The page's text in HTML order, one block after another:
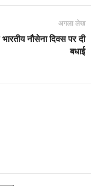
अगला लेख
नौसेना दिवस पर दी
बधाई